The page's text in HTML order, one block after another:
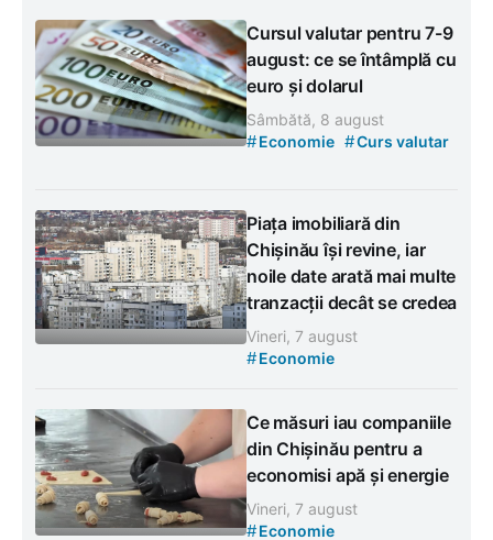
Cursul valutar pentru 7-9
august: ce se întâmplă cu
euro și dolarul
Sâmbătă, 8 august
#Economie #Curs valutar
Piața imobiliară din
Chișinău își revine, iar
noile date arată mai multe
tranzacții decât se credea
Vineri, 7 august
#Economie
Ce măsuri iau companiile
din Chișinău pentru a
economisi apă și energie
Vineri, 7 august
#Economie